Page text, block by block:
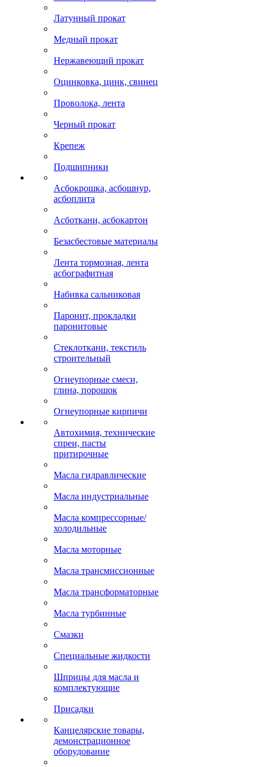
Латунный прокат
Медный прокат
Нержавеющий прокат
Оцинковка, цинк, свинец
Проволока, лента
Черный прокат
Крепеж
Подшипники
Асбокрошка, асбошнур,
асбоплита
Асботкани, асбокартон
Безасбестовые материалы
Лента тормозная, лента
асбографитная
Набивка сальниковая
Паронит, прокладки
паронитовые
Стеклоткани, текстиль
строительный
Огнеупорные смеси,
глина, порошок
Огнеупорные кирпичи
Автохимия, технические
спреи, пасты
притирочные
Масла гидравлические
Масла индустриальные
Масла компрессорные/
холодильные
Масла моторные
Масла трансмиссионные
Масла трансформаторные
Масла турбинные
Смазки
Специальные жидкости
Шприцы для масла и
комплектующие
Присадки
Канцелярские товары,
демонстрационное
оборудование